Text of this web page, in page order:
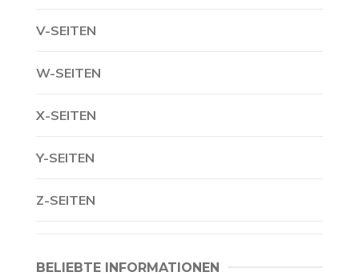
V-SEITEN
W-SEITEN
X-SEITEN
Y-SEITEN
Z-SEITEN
BELIEBTE INFORMATIONEN